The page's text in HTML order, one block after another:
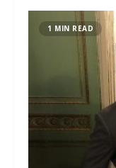
1 MIN READ